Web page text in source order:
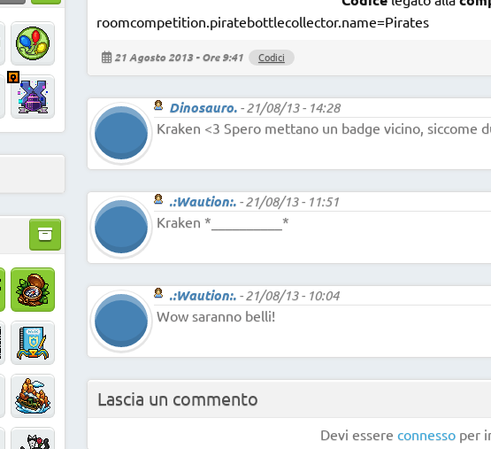
roomcompetition.piratebottlecollector.name=Pirates
21 Agosto 2013 - Ore 9:41 Codici
Dinosauro.-21/08/13 - 14:28
Kraken <3 Spero mettano un badge vicino, siccome
.:Waution:.-21/08/13 - 11:51
Kraken *__________*
.:Waution:.-21/08/13 - 10:04
Wow saranno belli!
Lascia un commento
Devi essere connessoper